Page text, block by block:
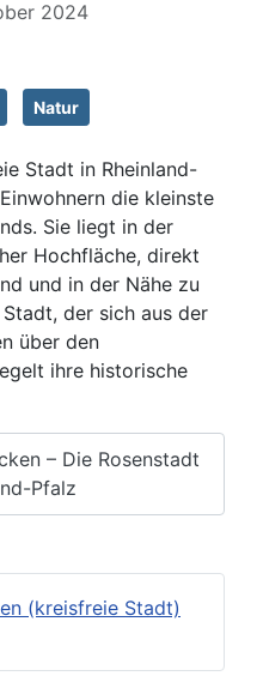
2024
Natur
Stadt in Rheinland-
die kleinste
Sie liegt in der
Hochfläche, direkt
und in der Nähe zu
der sich aus der
über den
ihre historische
– Die Rosenstadt
Pfalz
(kreisfreie Stadt)